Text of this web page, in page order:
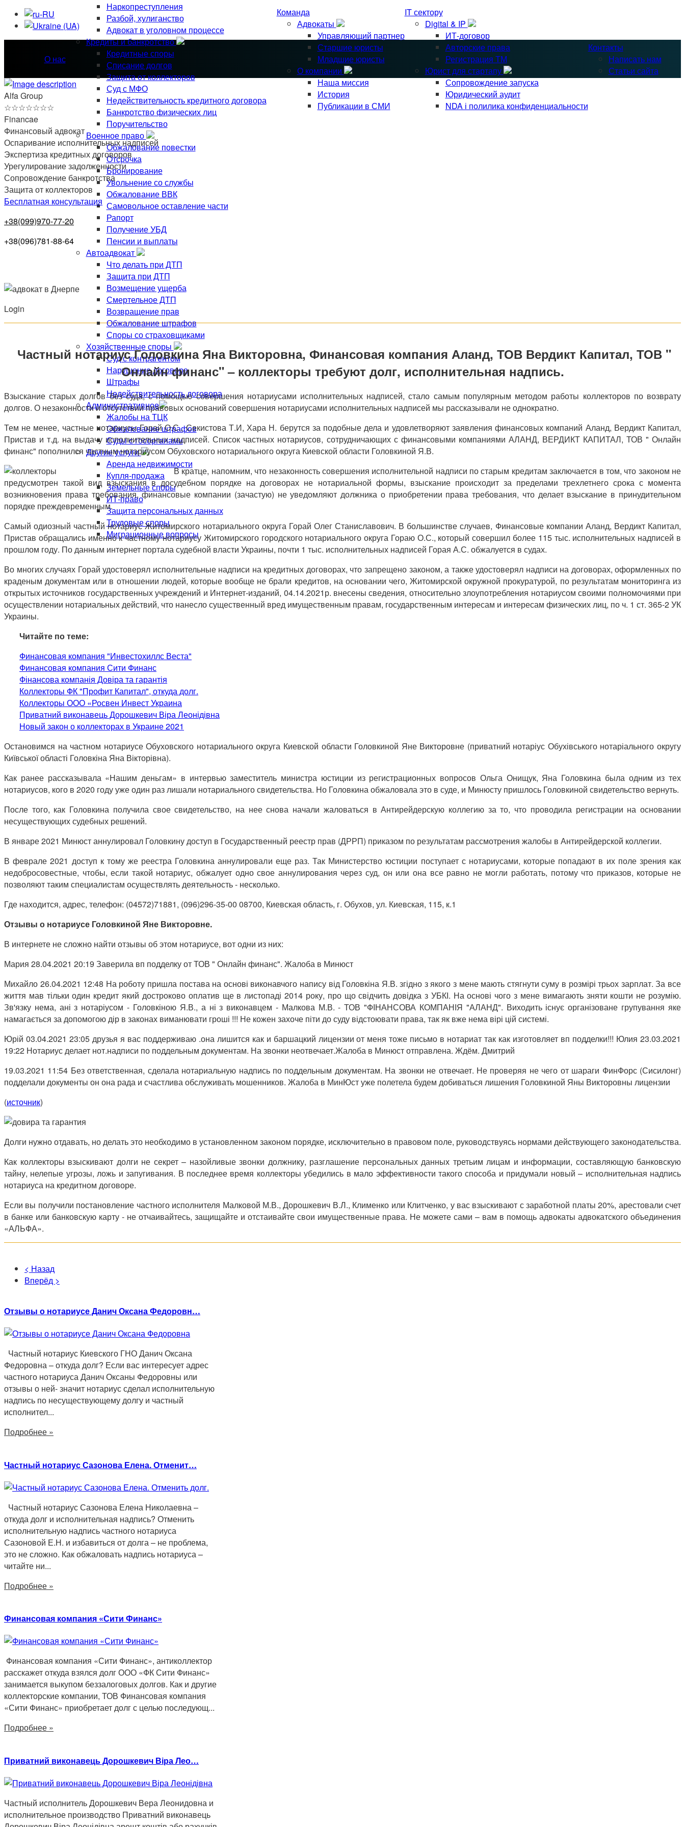
О нас
Наркопреступления
Разбой, хулиганство
Адвокат в уголовном процессе
Кредиты и банкротство
Кредитные споры
Списание долгов
Защита от коллекторов
Суд с МФО
Недействительность кредитного договора
Банкротство физических лиц
Поручительство
Военное право
Обжалование повестки
Отсрочка
Бронирование
Увольнение со службы
Обжалование ВВК
Самовольное оставление части
Рапорт
Получение УБД
Пенсии и выплаты
Автоадвокат
Что делать при ДТП
Защита при ДТП
Возмещение ущерба
Смертельное ДТП
Возвращение прав
Обжалование штрафов
Споры со страховщиками
Хозяйственные споры
Суд с контрагентом
Нарушение договора
Штрафы
Недействительность договора
Административное
Жалобы на ТЦК
Обжалование штрафов
Суды с госорганами
Другие услуги
Аренда недвижимости
Купля-продажа
Земельные споры
ИТ-право
Защита персональных данных
Трудовые споры
Миграционные вопросы
Команда
Адвокаты
Управляющий партнер
Старшие юристы
Младшие юристы
О компании
Наша миссия
История
Публикации в СМИ
IT сектору
Digital & IP
ИТ-договор
Авторские права
Регистрация ТМ
Юрист для стартапу
Сопровождение запуска
Юридический аудит
NDA і полилика конфиденциальности
Контакты
Написать нам
Статьи сайта
Alfa Group
☆☆☆☆☆☆☆
Financae
Финансовый адвокат
Оспаривание исполнительных надписей
Экспертиза кредитных договоров
Урегулирование задолженности
Сопровождение банкротства
Защита от коллекторов
Бесплатная консультация
+38(099)970-77-20
+38(096)781-88-64
Login
Частный нотариус Головкина Яна Викторовна, Финансовая компания Аланд, ТОВ Вердикт Капитал, ТОВ "
Онлайн финанс" – коллекторы требуют долг, исполнительная надпись.
Взыскание старых долгов без суда, с помощью совершения нотариусами исполнительных надписей, стало самым популярным методом работы коллекторов по возврату
долгов. О незаконности и отсутствии правовых оснований совершения нотариусами исполнительных надписей мы рассказывали не однократно.
Тем не менее, частные нотариусы Горай О.С., Секистова Т.И, Хара Н. берутся за подобные дела и удовлетворяют заявления финансовых компаний Аланд, Вердикт Капитал,
Пристав и т.д. на выдачу исполнительных надписей. Список частных нотариусов, сотрудничающих с финансовыми компаниями АЛАНД, ВЕРДИКТ КАПИТАЛ, ТОВ " Онлайн
финанс" пополнился частным нотариусом Обуховского нотариального округа Киевской области Головкиной Я.В.
В кратце, напомним, что незаконность совершения исполнительной надписи по старым кредитам заключается в том, что законом не
предусмотрен такой вид взыскания в досудебном порядке на договорах не нотариальной формы, взыскание происходит за пределами трехлетнего срока с момента
возникновения права требования, финансовые компании (зачастую) не уведомляют должника о приобретении права требования, что делает взыскание в принудительном
порядке преждевременным.
Самый одиозный частный нотариус Житомирского нотариального округа Горай Олег Станиславович. В большинстве случаев, Финансовые компании Аланд, Вердикт Капитал,
Пристав обращались именно к частному нотариусу Житомирского городского нотариального округа Гораю О.С., который совершил более 115 тыс. исполнительных надписей в
прошлом году. По данным интернет портала судебной власти Украины, почти 1 тыс. исполнительных надписей Горая А.С. обжалуется в судах.
Во многих случаях Горай удостоверял исполнительные надписи на кредитных договорах, что запрещено законом, а также удостоверял надписи на договорах, оформленных по
краденым документам или в отношении людей, которые вообще не брали кредитов, на основании чего, Житомирской окружной прокуратурой, по результатам мониторинга из
открытых источников государственных учреждений и Интернет-изданий, 04.14.2021р. внесены сведения, относительно злоупотребления нотариусом своими полномочиями при
осуществлении нотариальных действий, что нанесло существенный вред имущественным правам, государственным интересам и интересам физических лиц, по ч. 1 ст. 365-2 УК
Украины.
Читайте по теме:
Финансовая компания "Инвестохиллс Веста"
Финансовая компания Сити Финанс
Фінансова компанія Довіра та гарантія
Коллекторы ФК "Профит Капитал", откуда долг.
Коллекторы ООО «Росвен Инвест Украина
Приватний виконавець Дорошкевич Віра Леонідівна
Новый закон о коллекторах в Украине 2021
Остановимся на частном нотариусе Обуховского нотариального округа Киевской области Головкиной Яне Викторовне (приватний нотаріус Обухівського нотаріального округу
Київської області Головкіна Яна Вікторівна).
Как ранее рассказывала «Нашим деньгам» в интервью заместитель министра юстиции из регистрационных вопросов Ольга Онищук, Яна Головкина была одним из тех
нотариусов, кого в 2020 году уже один раз лишали нотариального свидетельства. Но Головкина обжаловала это в суде, и Минюсту пришлось Головкиной свидетельство вернуть.
После того, как Головкина получила свое свидетельство, на нее снова начали жаловаться в Антирейдерскую коллегию за то, что проводила регистрации на основании
несуществующих судебных решений.
В январе 2021 Минюст аннулировал Головкину доступ в Государственный реестр прав (ДРРП) приказом по результатам рассмотрения жалобы в Антирейдерской коллегии.
В феврале 2021 доступ к тому же реестра Головкина аннулировали еще раз. Так Министерство юстиции поступает с нотариусами, которые попадают в их поле зрения как
недобросовестные, чтобы, если такой нотариус, обжалует одно свое аннулирования через суд, он или она все равно не могли работать, потому что приказов, которые не
позволяют таким специалистам осуществлять деятельность - несколько.
Где находится, адрес, телефон: (04572)71881, (096)296-35-00 08700, Киевская область, г. Обухов, ул. Киевская, 115, к.1
Отзывы о нотариусе Головкиной Яне Викторовне.
В интернете не сложно найти отзывы об этом нотариусе, вот одни из них:
Мария 28.04.2021 20:19 Заверила вп подделку от ТОВ " Онлайн финанс". Жалоба в Минюст
Михайло 26.04.2021 12:48 На роботу пришла постава на основі виконавчого напису від Головкіна Я.В. згідно з якого з мене мають стягнути суму в розмірі трьох зарплат. За все
життя мав тільки один кредит який достроково оплатив ще в листопаді 2014 року, про що свідчить довідка з УБКІ. На основі чого з мене вимагають зняти кошти не розумію.
Зв'язку нема, ані з нотаріусом - Головкіною Я.В., а ні з виконавцем - Малкова М.В. - ТОВ "ФІНАНСОВА КОМПАНІЯ "АЛАНД". Виходить існує організоване групування яке
намагається за допомогою дір в законах виманювати гроші !!! Не кожен захоче піти до суду відстоювати права, так як вже нема вірі цій системі.
Юрій 03.04.2021 23:05 друзья я вас поддерживаю .она лишится как и баршацкий лицензии от меня тоже письмо в нотариат так как изготовляет вп подделки!!! Юлия 23.03.2021
19:22 Нотариус делает нот.надписи по поддельным документам. На звонки неотвечает.Жалоба в Минюст отправлена. Ждём. Дмитрий
19.03.2021 11:54 Без ответственная, сделала нотариальную надпись по поддельным документам. На звонки не отвечает. Не проверяя не чего от шараги ФинФорс (Сисилонг)
подделали документы он она рада и счастлива обслуживать мошенников. Жалоба в МинЮст уже полетела будем добиваться лишения Головкиной Яны Викторовны лицензии
(источник)
Долги нужно отдавать, но делать это необходимо в установленном законом порядке, исключительно в правовом поле, руководствуясь нормами действующего законодательства.
Как коллекторы взыскивают долги не секрет – назойливые звонки должнику, разглашение персональных данных третьим лицам и информации, составляющую банковскую
тайну, нелепые угрозы, ложь и запугивания. В последнее время коллекторы убедились в мало эффективности такого способа и придумали новый – исполнительная надпись
нотариуса на кредитном договоре.
Если вы получили постановление частного исполнителя Малковой М.В., Дорошкевич В.Л., Клименко или Клитченко, у вас взыскивают с заработной платы 20%, арестовали счет
в банке или банковскую карту - не отчаивайтесь, защищайте и отстаивайте свои имущественные права. Не можете сами – вам в помощь адвокаты адвокатского объединения
«АЛЬФА».
< Назад
Вперёд >
Отзывы о нотариусе Данич Оксана Федоровн…
Частный нотариус Киевского ГНО Данич Оксана
Федоровна – откуда долг? Если вас интересует адрес
частного нотариуса Данич Оксаны Федоровны или
отзывы о ней- значит нотариус сделал исполнительную
надпись по несуществующему долгу и частный
исполнител...
Подробнее »
Частный нотариус Сазонова Елена. Отменит…
Частный нотариус Сазонова Елена Николаевна –
откуда долг и исполнительная надпись? Отменить
исполнительную надпись частного нотариуса
Сазоновой Е.Н. и избавиться от долга – не проблема,
это не сложно. Как обжаловать надпись нотариуса –
читайте ни...
Подробнее »
Финансовая компания «Сити Финанс»
Финансовая компания «Сити Финанс», антиколлектор
расскажет откуда взялся долг ООО «ФК Сити Финанс»
занимается выкупом беззалоговых долгов. Как и другие
коллекторские компании, ТОВ Финансовая компания
«Сити Финанс» приобретает долг с целью последующ...
Подробнее »
Приватний виконавець Дорошкевич Віра Лео…
Частный исполнитель Дорошкевич Вера Леонидовна и
исполнительное производство Приватний виконавець